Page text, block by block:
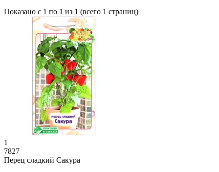
Показано с 1 по 1 из 1 (всего 1 страниц)
1
7827
Перец сладкий Сакура